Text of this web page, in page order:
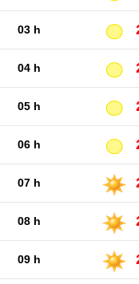
03 h
04 h
05 h
06 h
07 h
08 h
09 h